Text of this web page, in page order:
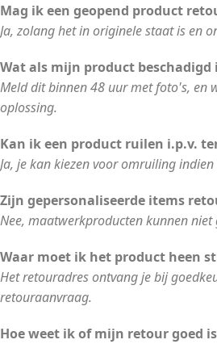
Mag ik een geopend product
Ja, zolang het in originele staat is en
Wat als mijn product beschadigd
Meld dit binnen 48 uur met foto's, en
oplossing.
Kan ik een product ruilen i.p.v.
Ja, je kan kiezen voor omruiling indien
Zijn gepersonaliseerde items
Nee, maatwerkproducten kunnen
Waar moet ik het product heen
Het retouradres ontvang je bij
retouraanvraag.
Hoe weet ik of mijn retour goed